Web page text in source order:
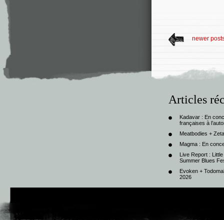
newer
Articles
Kadavar : En
françaises à
Meatbodies +
Magma : En
Live Report :
Summer Blues
Evoken +
2026